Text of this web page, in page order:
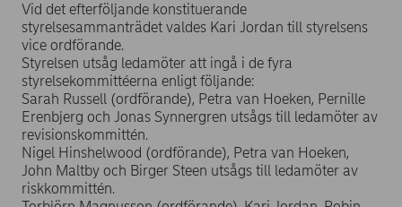
Vid det efterföljande konstituerande
styrelsesammanträdet valdes Kari Jordan till styrelsens
vice ordförande.
Styrelsen utsåg ledamöter att ingå i de fyra
styrelsekommittéerna enligt följande:
Sarah Russell (ordförande), Petra van Hoeken, Pernille
Erenbjerg och Jonas Synnergren utsågs till ledamöter av
revisionskommittén.
Nigel Hinshelwood (ordförande), Petra van Hoeken,
John Maltby och Birger Steen utsågs till ledamöter av
riskkommittén.